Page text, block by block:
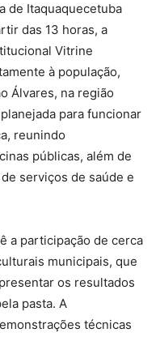
de Itaquaquecetuba
das 13 horas, a
Vitrine
à população,
Álvares, na região
para funcionar
reunindo
públicas, além de
serviços de saúde e
a participação de cerca
municipais, que
os resultados
pasta. A
técnicas